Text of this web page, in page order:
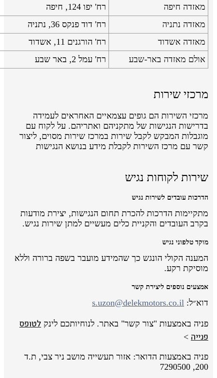
מאזדה חיפה
רח' יפו 124, חיפה
מאזדה נתניה
רח' דוד פנקס 36, נתניה
מאזדה אשדוד
רח' הורגנים 11, אשדוד
אולם מאזדה באר-שבע
רח' עמל 2, באר שבע
מרכזי שירות
מרכזי השירות הם גופים עצמאיים האחראים לעמידה
בדרישות הנגישות של מתקניהם ואתריהם. על לקוח עם
מוגבלות המבקש לקבל שירות במרכז שירות מסוים, ליצור
קשר עם מרכז השירות לקבלת מידע בנושא הנגישות
שירות לקוחות נגיש
הדרכות עובדים לשירות נגיש
מתקיימות הדרכות להכרת תחום הנגישות, יצירת מודעות
בקרב העובדים והקניית כלים מעשיים למתן שירות נגיש.
מוקד טלפוני נגיש
המענה הקולי הונגש כך שהמידע מועבר בשפה ברורה וללא
מוסיקת רקע.
אמצעים נוספים ליצירת קשר
דוא״ל: s.uzon@delekmotors.co.il
פניה באמצעות "צור קשר" באתר. לנוחיותכם לינק לטופס
פנייה >
פניה באמצעות הדואר: אזור תעשייה מושב ניר צבי, ת.ד
200, 7290500